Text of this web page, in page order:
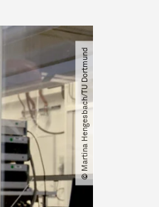
© Martina Hengesbach​/​TU Dortmund